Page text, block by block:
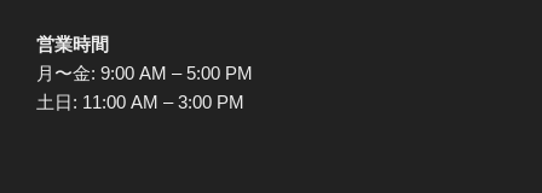
営業時間
月〜金: 9:00 AM – 5:00 PM
土日: 11:00 AM – 3:00 PM